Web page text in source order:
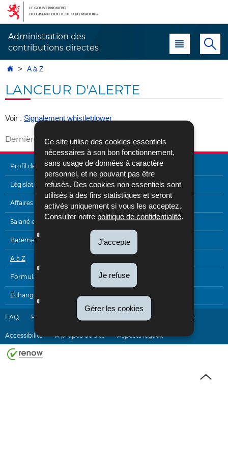
Ce site utilise des cookies essentiels
nécessaires à son bon fonctionnement,
sans usage de données à caractère
personnel, et ne pouvant pas être
refusés. Des cookies non essentiels sont
utilisés à des fins statistiques et seront
activés uniquement si vous les acceptez.
Consulter notre politique de confidentialité.
J'accepte
Je refuse
Gérer les cookies
Aller
navigation
Aller
au
Administration des
contributions directes
Menu principal
AccueilA à Z
LANCEUR D'ALERTE
Voir : Signalement whistleblower
Dernière mise à jour20/02/2024
MENU
DE
NAVIGATION
Profil de l'Administration
Législation
Affaires internationales
Salarié et pensionné
Barèmes
A à Z
Formulaires
Échanges électroniques
FAQ Plan du site Newsletter Contact
Accessibilité A propos du site Aspects légaux
de